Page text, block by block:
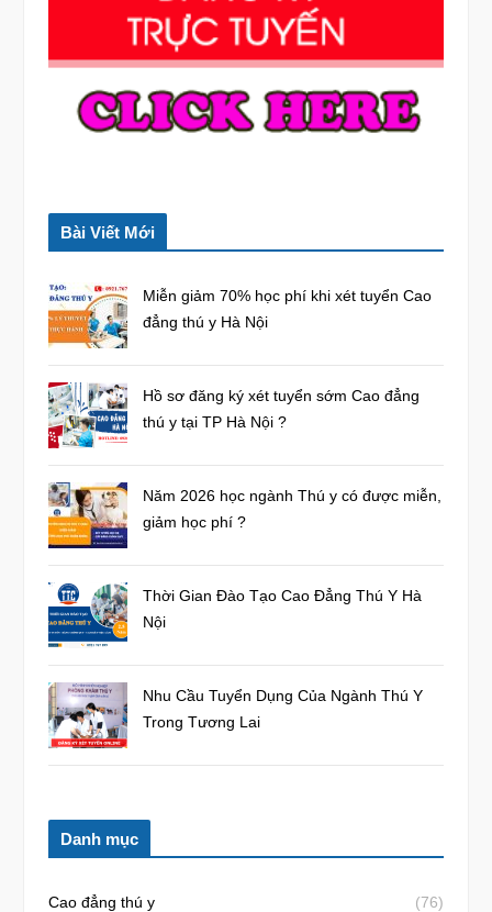
Bài Viết Mới
Miễn giảm 70% học phí khi xét tuyển Cao
đẳng thú y Hà Nội
Hồ sơ đăng ký xét tuyển sớm Cao đẳng
thú y tại TP Hà Nội ?
Năm 2026 học ngành Thú y có được miễn,
giảm học phí ?
Thời Gian Đào Tạo Cao Đẳng Thú Y Hà
Nội
Nhu Cầu Tuyển Dụng Của Ngành Thú Y
Trong Tương Lai
Danh mục
Cao đẳng thú y (76)